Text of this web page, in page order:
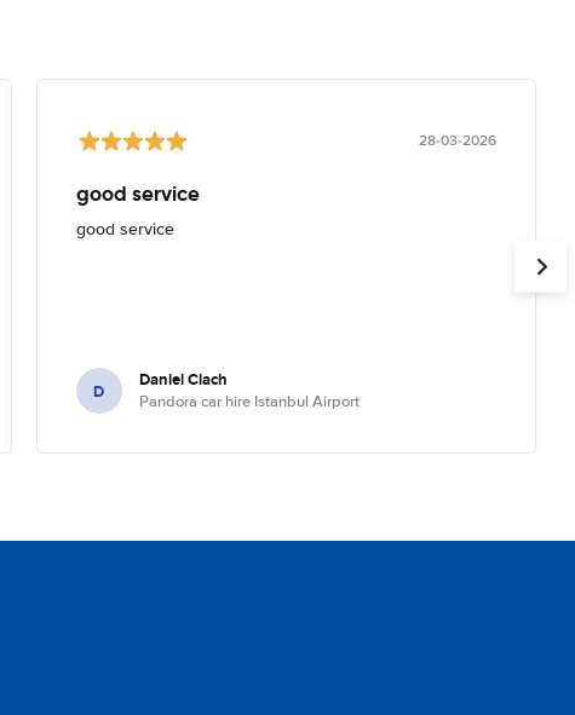
28-03-2026
good service
good service
D Daniel Ciach
Pandora car hire Istanbul Airport